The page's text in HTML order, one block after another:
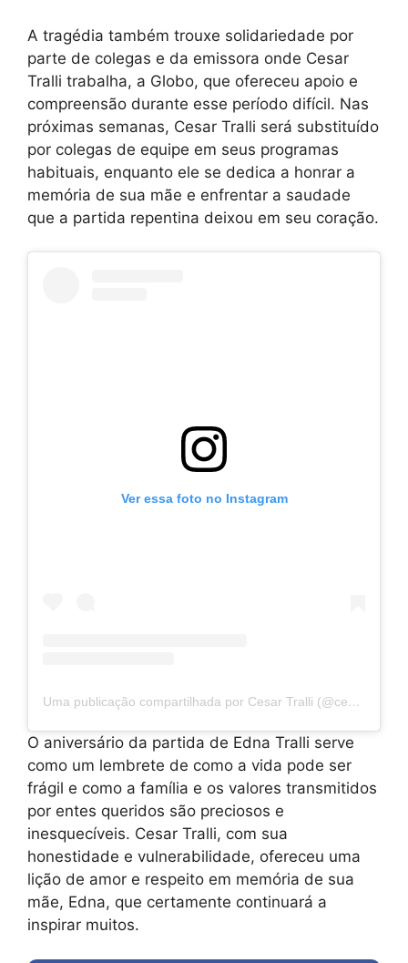
A tragédia também trouxe solidariedade por
parte de colegas e da emissora onde Cesar
Tralli trabalha, a Globo, que ofereceu apoio e
compreensão durante esse período difícil. Nas
próximas semanas, Cesar Tralli será substituído
por colegas de equipe em seus programas
habituais, enquanto ele se dedica a honrar a
memória de sua mãe e enfrentar a saudade
que a partida repentina deixou em seu coração.
Ver essa foto no Instagram
Uma publicação compartilhada por Cesar Tralli (@cesartralli)
O aniversário da partida de Edna Tralli serve
como um lembrete de como a vida pode ser
frágil e como a família e os valores transmitidos
por entes queridos são preciosos e
inesquecíveis. Cesar Tralli, com sua
honestidade e vulnerabilidade, ofereceu uma
lição de amor e respeito em memória de sua
mãe, Edna, que certamente continuará a
inspirar muitos.